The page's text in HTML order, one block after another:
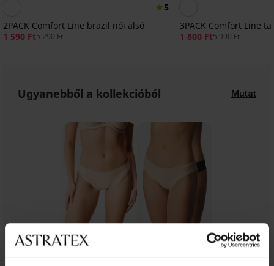
5
2PACK Comfort Line brazil női alsó
1 590 Ft5 290 Ft
3PACK Comfort Line
1 800 Ft5 990 Ft
Ugyanebből a kollekcióból Mutat